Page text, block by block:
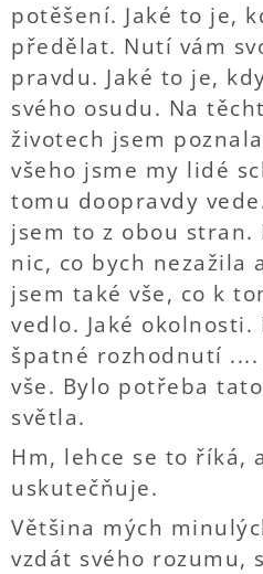
potěšení. Jaké to je,
předělat. Nutí vám
pravdu. Jaké to je,
svého osudu. Na
životech jsem
všeho jsme my lidé
tomu doopravdy
jsem to z obou stran.
nic, co bych nezažila
jsem také vše, co k
vedlo. Jaké okolnosti.
špatné rozhodnutí ....
vše. Bylo potřeba
světla.
Hm, lehce se to říká,
uskutečňuje.
Většina mých
vzdát svého rozumu,